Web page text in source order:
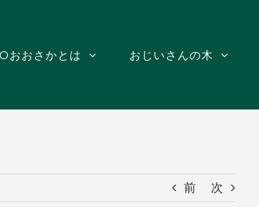
おおさかとは おじいさんの木
前 次